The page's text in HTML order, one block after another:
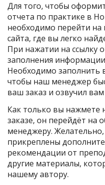
Для того, чтобы
отчета по практике в
необходимо перейти на
сайта, где вы легко
При нажатии на ссылку
заполнения информации
Необходимо заполнить
чтобы наш менеджер
ваш заказ и озвучил
Как только вы нажмете
заказе, он перейдёт на
менеджеру. Желательно,
прикреплены
рекомендации от
другие материалы,
нашему автору.